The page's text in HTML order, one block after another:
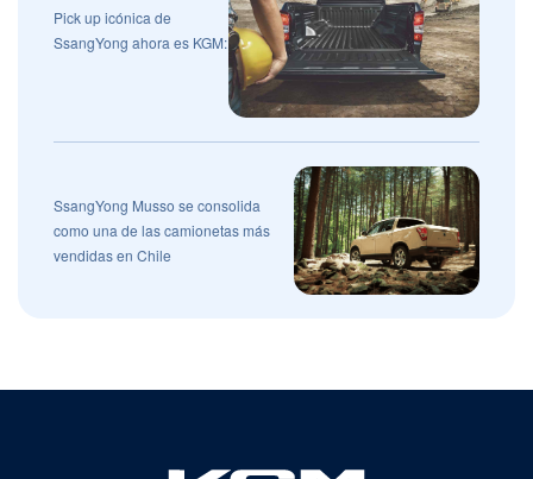
Pick up icónica de
SsangYong ahora es KGM:
SsangYong Musso se consolida
como una de las camionetas más
vendidas en Chile